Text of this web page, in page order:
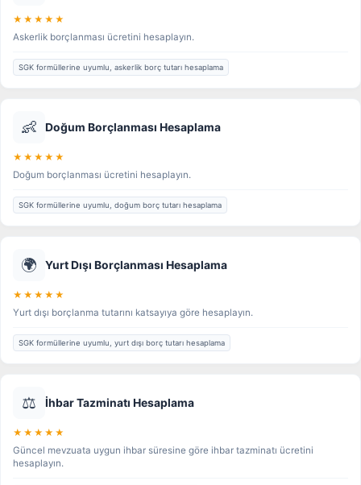
★★★★★
Askerlik borçlanması ücretini hesaplayın.
SGK formüllerine uyumlu, askerlik borç tutarı hesaplama
👶 Doğum Borçlanması Hesaplama
★★★★★
Doğum borçlanması ücretini hesaplayın.
SGK formüllerine uyumlu, doğum borç tutarı hesaplama
🌍 Yurt Dışı Borçlanması Hesaplama
★★★★★
Yurt dışı borçlanma tutarını katsayıya göre hesaplayın.
SGK formüllerine uyumlu, yurt dışı borç tutarı hesaplama
⚖️ İhbar Tazminatı Hesaplama
★★★★★
Güncel mevzuata uygun ihbar süresine göre ihbar tazminatı ücretini
hesaplayın.